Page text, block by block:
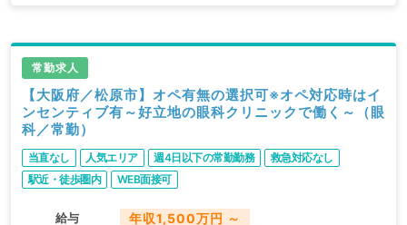
常勤求人
【大阪府／松原市】オペ有無の選択可※オペ対応時はイ
ンセンティブ有～好立地の眼科クリニックで働く～（眼
科／常勤）
当直なし 人気エリア 週4日以下の常勤勤務
救急対応なし
駅近・徒歩圏内
WEB面接可
給与 年収1,500万円 ～